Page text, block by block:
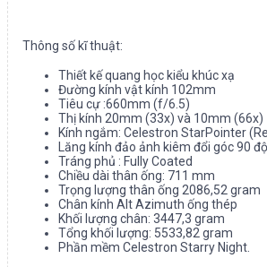
Thông số kĩ thuật:
Thiết kế quang học kiểu khúc xạ
Đường kính vật kính 102mm
Tiêu cự :660mm (f/6.5)
Thị kính 20mm (33x) và 10mm (66x)
Kính ngắm: Celestron StarPointer
Lăng kính đảo ảnh kiêm đổi góc 90 độ
Tráng phủ : Fully Coated
Chiều dài thân ống: 711 mm
Trọng lượng thân ống 2086,52 gram
Chân kính Alt Azimuth ống thép
Khối lượng chân: 3447,3 gram
Tổng khối lượng: 5533,82 gram
Phần mềm Celestron Starry Night.